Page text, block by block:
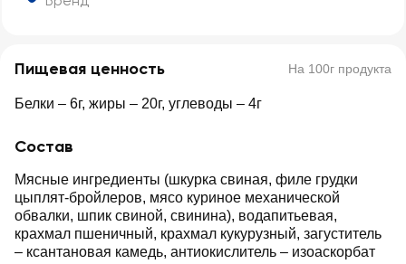
Пищевая ценность На 100г продукта
Белки – 6г, жиры – 20г, углеводы – 4г
Состав
Мясные ингредиенты (шкурка свиная, филе грудки
цыплят-бройлеров, мясо куриное механической
обвалки, шпик свиной, свинина), водапитьевая,
крахмал пшеничный, крахмал кукурузный, загуститель
– ксантановая камедь, антиокислитель – изоаскорбат